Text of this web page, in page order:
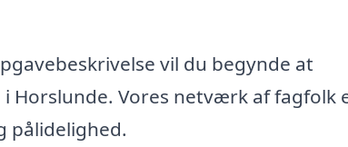
vil du begynde at
Horslunde. Vores netværk af fagfolk
pålidelighed.